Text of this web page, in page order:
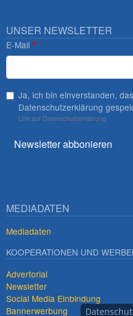
UNSER NEWSLETTER
E-Mail
Ja, ich bin einverstanden,
Datenschutzerklärung
Link zur Datenschutzerklärung
Newsletter abbonieren
MEDIADATEN
Mediadaten
KOOPERATIONEN UND
Advertorial
Newsletter
Social Media Einbindung
Bannerwerbung